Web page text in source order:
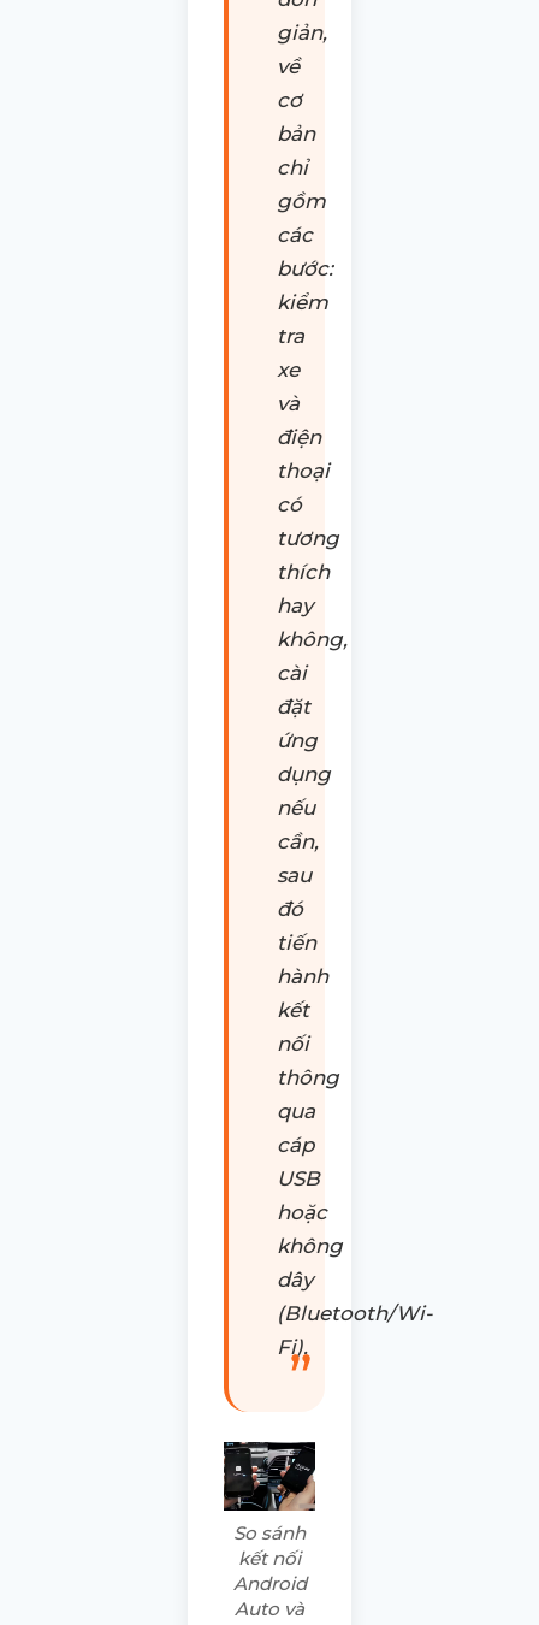
giản,
về
cơ
bản
chỉ
gồm
các
bước:
kiểm
tra
xe
và
điện
thoại
có
tương
thích
hay
không,
cài
đặt
ứng
dụng
nếu
cần,
sau
đó
tiến
hành
kết
nối
thông
qua
cáp
USB
hoặc
không
dây
(Bluetooth/Wi-
Fi).
So sánh
kết nối
Android
Auto và